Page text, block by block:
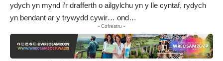
ydych yn mynd i’r drafferth o ailgylchu yn y lle cyntaf, rydych
yn bendant ar y trywydd cywir… ond…
- Cofrestru -